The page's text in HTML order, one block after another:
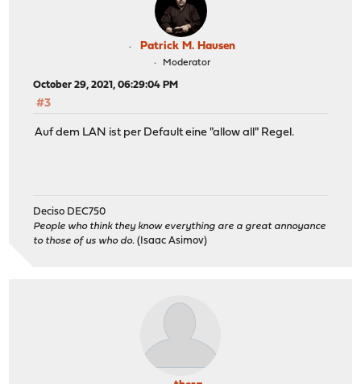
Patrick M. Hausen
Moderator
October 29, 2021, 06:29:04 PM
#3
Auf dem LAN ist per Default eine "allow all" Regel.
Deciso DEC750
People who think they know everything are a great annoyance
to those of us who do. (Isaac Asimov)